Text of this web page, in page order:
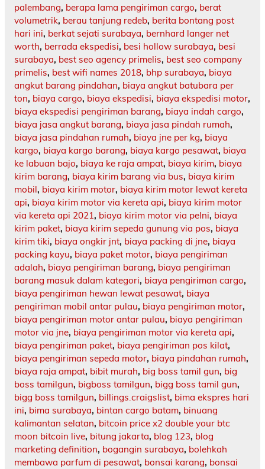
palembang, berapa lama pengiriman cargo, berat
volumetrik, berau tanjung redeb, berita bontang post
hari ini, berkat sejati surabaya, bernhard langer net
worth, berrada ekspedisi, besi hollow surabaya, besi
surabaya, best seo agency primelis, best seo company
primelis, best wifi names 2018, bhp surabaya, biaya
angkut barang pindahan, biaya angkut batubara per
ton, biaya cargo, biaya ekspedisi, biaya ekspedisi motor,
biaya ekspedisi pengiriman barang, biaya indah cargo,
biaya jasa angkut barang, biaya jasa pindah rumah,
biaya jasa pindahan rumah, biaya jne per kg, biaya
kargo, biaya kargo barang, biaya kargo pesawat, biaya
ke labuan bajo, biaya ke raja ampat, biaya kirim, biaya
kirim barang, biaya kirim barang via bus, biaya kirim
mobil, biaya kirim motor, biaya kirim motor lewat kereta
api, biaya kirim motor via kereta api, biaya kirim motor
via kereta api 2021, biaya kirim motor via pelni, biaya
kirim paket, biaya kirim sepeda gunung via pos, biaya
kirim tiki, biaya ongkir jnt, biaya packing di jne, biaya
packing kayu, biaya paket motor, biaya pengiriman
adalah, biaya pengiriman barang, biaya pengiriman
barang masuk dalam kategori, biaya pengiriman cargo,
biaya pengiriman hewan lewat pesawat, biaya
pengiriman mobil antar pulau, biaya pengiriman motor,
biaya pengiriman motor antar pulau, biaya pengiriman
motor via jne, biaya pengiriman motor via kereta api,
biaya pengiriman paket, biaya pengiriman pos kilat,
biaya pengiriman sepeda motor, biaya pindahan rumah,
biaya raja ampat, bibit murah, big boss tamil gun, big
boss tamilgun, bigboss tamilgun, bigg boss tamil gun,
bigg boss tamilgun, billings.craigslist, bima ekspres hari
ini, bima surabaya, bintan cargo batam, binuang
kalimantan selatan, bitcoin price x2 double your btc
moon bitcoin live, bitung jakarta, blog 123, blog
marketing definition, bogangin surabaya, bolehkah
membawa parfum di pesawat, bonsai karang, bonsai